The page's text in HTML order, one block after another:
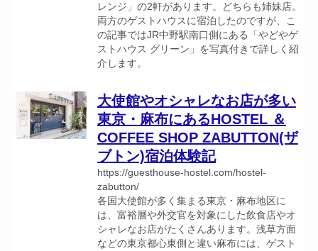
レンジ」の2軒があります。どちらも姉妹店。
両方のゲストハウスに宿泊したのですが、こ
の記事ではJR中野駅南口側にある「やどやゲ
ストハウス グリーン」を写真付きで詳しく紹
介します。
大使館やオシャレなお店が多い
東京・麻布にあるHOSTEL ＆
COFFEE SHOP ZABUTTON(ザ
ブトン)宿泊体験記
https://guesthouse-hostel.com/hostel-
zabutton/
各国大使館が多く集まる東京・麻布地区に
は、富裕層や外交官を対象にした飲食店やオ
シャレなお店がたくさんあります。浅草方面
などの東京都心東側と違い麻布には、ゲスト